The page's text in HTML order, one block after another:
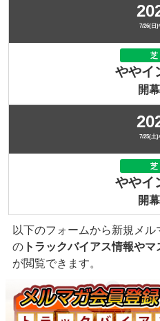
7/26(日)
芝
ややイ
開
7/25(土)
芝
ややイ
開
以下のフォームから新規メ
の トラックバイアス情報や
が閲覧できます。